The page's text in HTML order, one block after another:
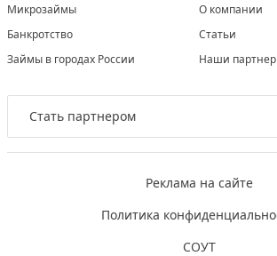
Микрозаймы
Банкротство
Займы в городах России
О компании
Статьи
Наши
Стать партнером
Реклама на сайте
Политика
СОУТ